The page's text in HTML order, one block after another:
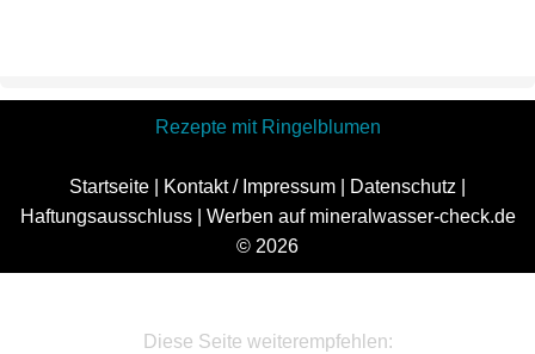
Rezepte mit Ringelblumen
Startseite Kontakt / Impressum Datenschutz
Haftungsausschluss| Werben auf mineralwasser-check.de
© 2026
Diese Seite weiterempfehlen: